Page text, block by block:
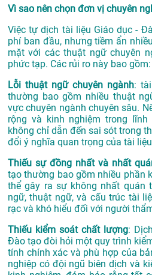
Vì sao nên chọn đơn vị chuyên
Việc tự dịch tài liệu Giáo dục -
phí ban đầu, nhưng tiềm ẩn
mặt với các thuật ngữ chuyên
phức tạp. Các rủi ro này bao gồm:
Lỗi thuật ngữ chuyên ngành:
thường bao gồm nhiều thuật
vực chuyên ngành chuyên sâu.
rộng và kinh nghiệm trong
không chỉ dẫn đến sai sót trong
đổi ý nghĩa quan trọng của tài
Thiếu sự đồng nhất và nhất
tạo thường bao gồm nhiều phần
thể gây ra sự không nhất quán
ngữ, thuật ngữ, và cấu trúc tài
rạc và khó hiểu đối với người
Thiếu kiểm soát chất lượng:
Đào tạo đòi hỏi một quy trình
tính chính xác và phù hợp của
nghiệp có đội ngũ biên dịch và